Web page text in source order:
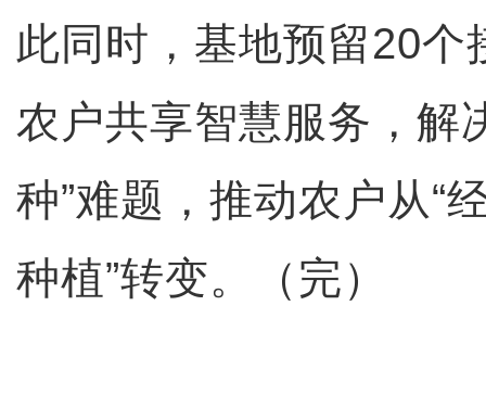
此同时，基地预留20个
农户共享智慧服务，解
种”难题，推动农户从“
种植”转变。（完）